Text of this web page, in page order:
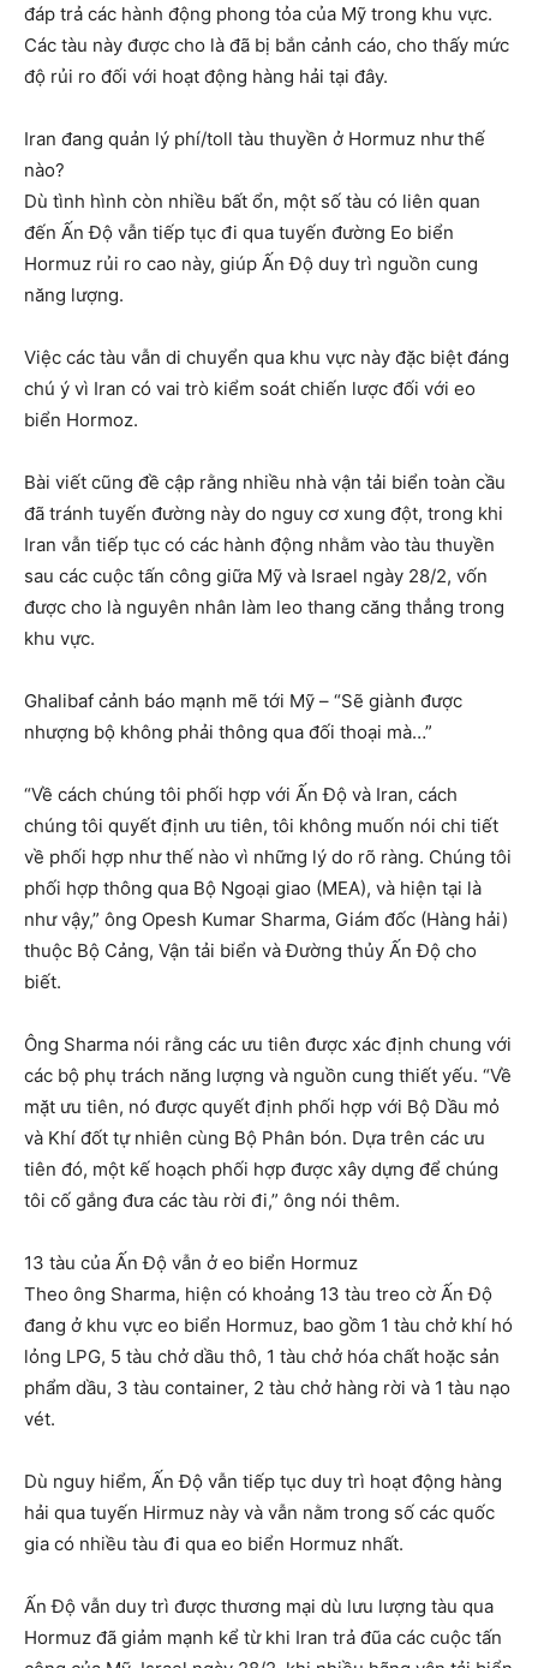
đáp trả các hành động phong tỏa của Mỹ trong khu vực.
Các tàu này được cho là đã bị bắn cảnh cáo, cho thấy mức
độ rủi ro đối với hoạt động hàng hải tại đây.
Iran đang quản lý phí/toll tàu thuyền ở Hormuz như thế
nào?
Dù tình hình còn nhiều bất ổn, một số tàu có liên quan
đến Ấn Độ vẫn tiếp tục đi qua tuyến đường Eo biển
Hormuz rủi ro cao này, giúp Ấn Độ duy trì nguồn cung
năng lượng.
Việc các tàu vẫn di chuyển qua khu vực này đặc biệt đáng
chú ý vì Iran có vai trò kiểm soát chiến lược đối với eo
biển Hormoz.
Bài viết cũng đề cập rằng nhiều nhà vận tải biển toàn cầu
đã tránh tuyến đường này do nguy cơ xung đột, trong khi
Iran vẫn tiếp tục có các hành động nhằm vào tàu thuyền
sau các cuộc tấn công giữa Mỹ và Israel ngày 28/2, vốn
được cho là nguyên nhân làm leo thang căng thẳng trong
khu vực.
Ghalibaf cảnh báo mạnh mẽ tới Mỹ – “Sẽ giành được
nhượng bộ không phải thông qua đối thoại mà…”
“Về cách chúng tôi phối hợp với Ấn Độ và Iran, cách
chúng tôi quyết định ưu tiên, tôi không muốn nói chi tiết
về phối hợp như thế nào vì những lý do rõ ràng. Chúng tôi
phối hợp thông qua Bộ Ngoại giao (MEA), và hiện tại là
như vậy,” ông Opesh Kumar Sharma, Giám đốc (Hàng hải)
thuộc Bộ Cảng, Vận tải biển và Đường thủy Ấn Độ cho
biết.
Ông Sharma nói rằng các ưu tiên được xác định chung với
các bộ phụ trách năng lượng và nguồn cung thiết yếu. “Về
mặt ưu tiên, nó được quyết định phối hợp với Bộ Dầu mỏ
và Khí đốt tự nhiên cùng Bộ Phân bón. Dựa trên các ưu
tiên đó, một kế hoạch phối hợp được xây dựng để chúng
tôi cố gắng đưa các tàu rời đi,” ông nói thêm.
13 tàu của Ấn Độ vẫn ở eo biển Hormuz
Theo ông Sharma, hiện có khoảng 13 tàu treo cờ Ấn Độ
đang ở khu vực eo biển Hormuz, bao gồm 1 tàu chở khí hó
lỏng LPG, 5 tàu chở dầu thô, 1 tàu chở hóa chất hoặc sản
phẩm dầu, 3 tàu container, 2 tàu chở hàng rời và 1 tàu nạo
vét.
Dù nguy hiểm, Ấn Độ vẫn tiếp tục duy trì hoạt động hàng
hải qua tuyến Hirmuz này và vẫn nằm trong số các quốc
gia có nhiều tàu đi qua eo biển Hormuz nhất.
Ấn Độ vẫn duy trì được thương mại dù lưu lượng tàu qua
Hormuz đã giảm mạnh kể từ khi Iran trả đũa các cuộc tấn